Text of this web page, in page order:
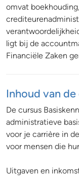
omvat
ligt bij de
Financiële Zaken
Inhoud van de
De cursus
administratieve
voor je carrière in
voor mensen die
Uitgaven en